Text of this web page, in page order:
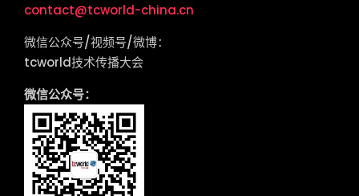
contact@tcworld-china.cn
微信公众号/视频号/微博：
tcworld技术传播大会
微信公众号：